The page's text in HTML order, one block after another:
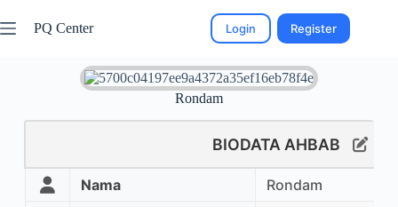
PQ Center Login Register
Rondam
BIODATA AHBAB
Nama
Rondam